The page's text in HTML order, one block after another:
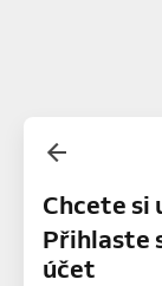
Chcete si
Přihlaste
účet